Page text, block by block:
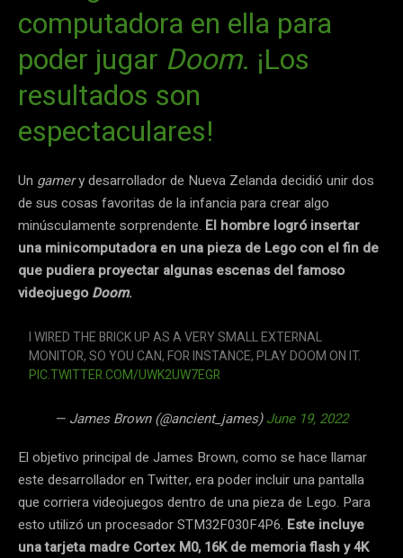
computadora en ella para
poder jugar Doom. ¡Los
resultados son
espectaculares!
Un gamery desarrollador de Nueva Zelanda decidió unir dos
de sus cosas favoritas de la infancia para crear algo
minúsculamente sorprendente. El hombre logró insertar
una minicomputadora en una pieza de Lego con el fin de
que pudiera proyectar algunas escenas del famoso
videojuegoDoom.
I WIRED THE BRICK UP AS A VERY SMALL EXTERNAL
MONITOR, SO YOU CAN, FOR INSTANCE, PLAY DOOM ON IT.
PIC.TWITTER.COM/UWK2UW7EGR
— James Brown (@ancient_james)June 19, 2022
El objetivo principal de James Brown, como se hace llamar
este desarrollador en Twitter, era poder incluir una pantalla
que corriera videojuegos dentro de una pieza de Lego. Para
esto utilizó un procesador STM32F030F4P6. Este incluye
una tarjeta madre Cortex M0, 16K de memoria flash y 4K